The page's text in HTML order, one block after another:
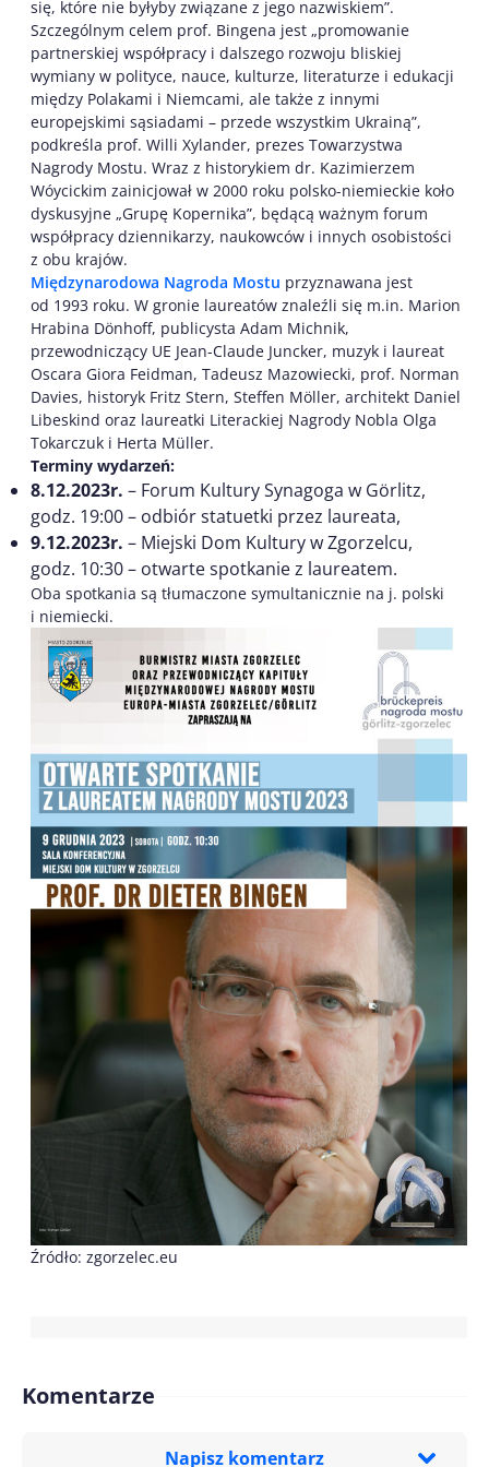
się, które nie byłyby związane z jego nazwiskiem”.
Szczególnym celem prof. Bingena jest „promowanie
partnerskiej współpracy i dalszego rozwoju bliskiej
wymiany w polityce, nauce, kulturze, literaturze i edukacji
między Polakami i Niemcami, ale także z innymi
europejskimi sąsiadami – przede wszystkim Ukrainą”,
podkreśla prof. Willi Xylander, prezes Towarzystwa
Nagrody Mostu. Wraz z historykiem dr. Kazimierzem
Wóycickim zainicjował w 2000 roku polsko-niemieckie koło
dyskusyjne „Grupę Kopernika”, będącą ważnym forum
współpracy dziennikarzy, naukowców i innych osobistości
z obu krajów.
Międzynarodowa Nagroda Mostu przyznawana jest
od 1993 roku. W gronie laureatów znaleźli się m.in. Marion
Hrabina Dönhoff, publicysta Adam Michnik,
przewodniczący UE Jean-Claude Juncker, muzyk i laureat
Oscara Giora Feidman, Tadeusz Mazowiecki, prof. Norman
Davies, historyk Fritz Stern, Steffen Möller, architekt Daniel
Libeskind oraz laureatki Literackiej Nagrody Nobla Olga
Tokarczuk i Herta Müller.
Terminy wydarzeń:
8.12.2023r. – Forum Kultury Synagoga w Görlitz,
godz. 19:00 – odbiór statuetki przez laureata,
9.12.2023r. – Miejski Dom Kultury w Zgorzelcu,
godz. 10:30 – otwarte spotkanie z laureatem.
Oba spotkania są tłumaczone symultanicznie na j. polski
i niemiecki.
Źródło: zgorzelec.eu
Komentarze
Napisz komentarz